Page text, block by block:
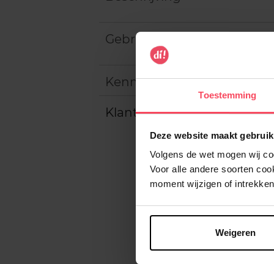
Toestemming
Deze website maakt
Volgens de wet mogen wij
Voor alle andere soorten
moment wijzigen of
Weigeren
Gebruiksadvies
Kenmerken
Klantereview